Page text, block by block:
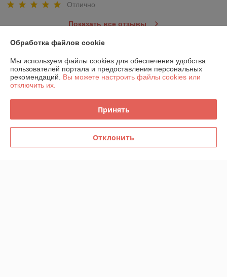
Отлично
Показать все отзывы
О нас
Контакты
График работы
Обработка файлов cookie
Мы используем файлы cookies для обеспечения удобства
пользователей портала и предоставления персональных
рекомендаций. Вы можете настроить файлы cookies или
отключить их.
Принять
Отклонить